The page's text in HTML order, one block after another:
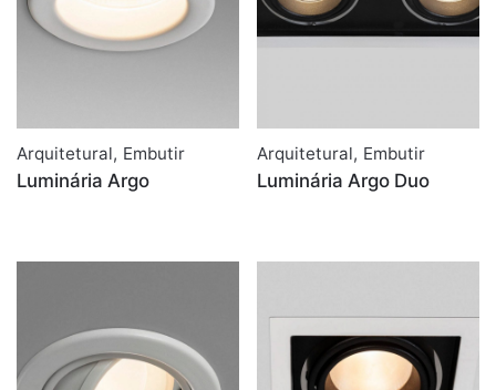
Arquitetural, Embutir
Luminária Argo
Arquitetural, Embutir
Luminária Argo Duo